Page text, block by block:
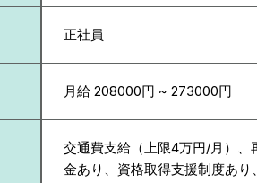
正社員
月給 208000円 ~ 273000円
交通費支給（上限4万円/月）
金あり、資格取得支援制度あり